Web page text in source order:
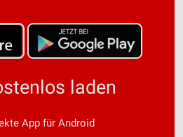
laden
App für Android